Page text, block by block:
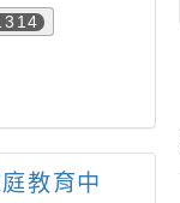
教育中